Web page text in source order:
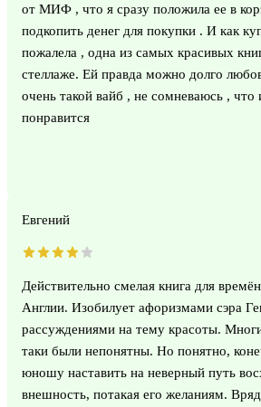
от МИФ , что я сразу положила ее в
подкопить денег для покупки . И как
пожалела , одна из самых красивых
стеллаже. Ей правда можно долго
очень такой вайб , не сомневаюсь , что
понравится
Евгений
Действительно смелая книга для
Англии. Изобилует афоризмами сэра
рассуждениями на тему красоты.
таки были непонятны. Но понятно,
юношу наставить на неверный путь
внешность, потакая его желаниям.